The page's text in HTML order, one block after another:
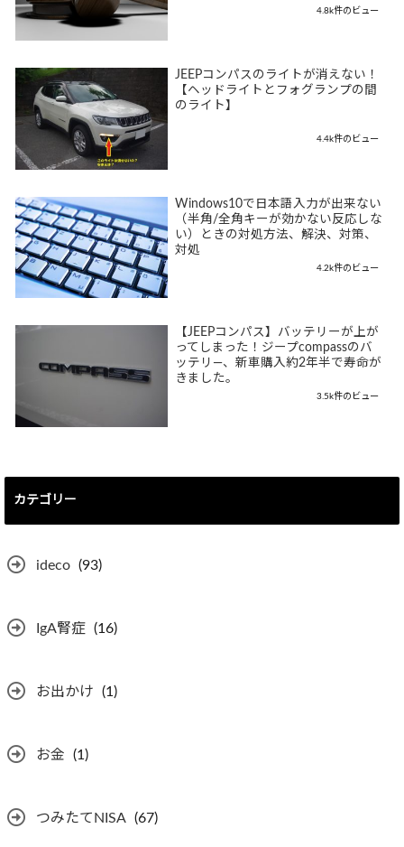
4.8k件のビュー
JEEPコンパスのライトが消えない！
【ヘッドライトとフォグランプの間
のライト】
4.4k件のビュー
Windows10で日本語入力が出来ない
（半角/全角キーが効かない反応しな
い）ときの対処方法、解決、対策、
対処
4.2k件のビュー
【JEEPコンパス】バッテリーが上が
ってしまった！ジープcompassのバ
ッテリ―、新車購入約2年半で寿命が
きました。
3.5k件のビュー
カテゴリー
ideco (93)
IgA腎症 (16)
お出かけ (1)
お金 (1)
つみたてNISA (67)